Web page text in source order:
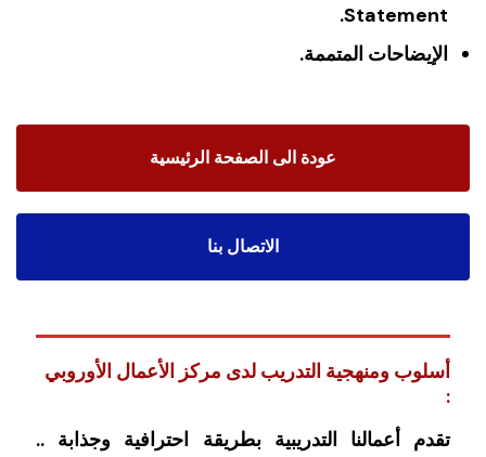
Statement.
الإيضاحات المتممة.
عودة الى الصفحة الرئيسية
الاتصال بنا
أسلوب ومنهجية التدريب لدى مركز الأعمال الأوروبي
:
تقدم أعمالنا التدريبية بطريقة احترافية وجذابة ..